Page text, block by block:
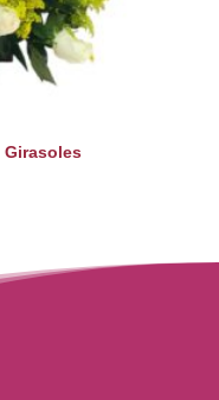
Girasoles